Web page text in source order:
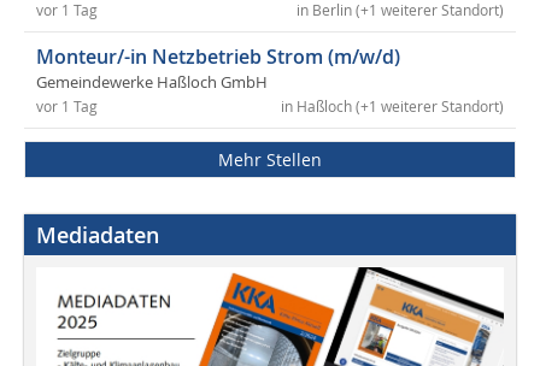
in Berlin (+1 weiterer Standort)
vor 1 Tag
Monteur/-in Netzbetrieb Strom (m/w/d)
Gemeindewerke Haßloch GmbH
in Haßloch (+1 weiterer Standort)
vor 1 Tag
Mehr Stellen
Mediadaten